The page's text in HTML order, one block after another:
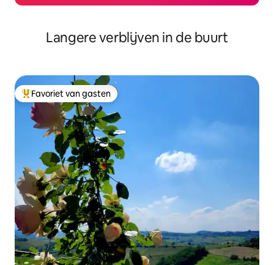
Langere verblijven in de buurt
Topfavoriet van gasten
Favoriet van gasten